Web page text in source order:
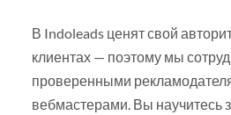
В Indoleads ценят свой
клиентах — поэтому мы
проверенными
вебмастерами. Вы научитесь